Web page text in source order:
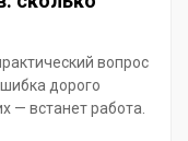
вопрос
дорого
— встанет работа.